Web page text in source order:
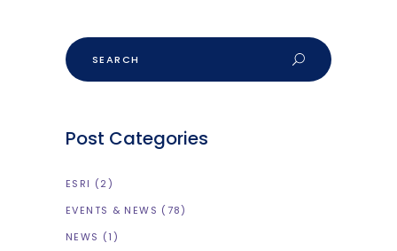
Search
Post Categories
ESRI (2)
EVENTS & NEWS (78)
NEWS (1)